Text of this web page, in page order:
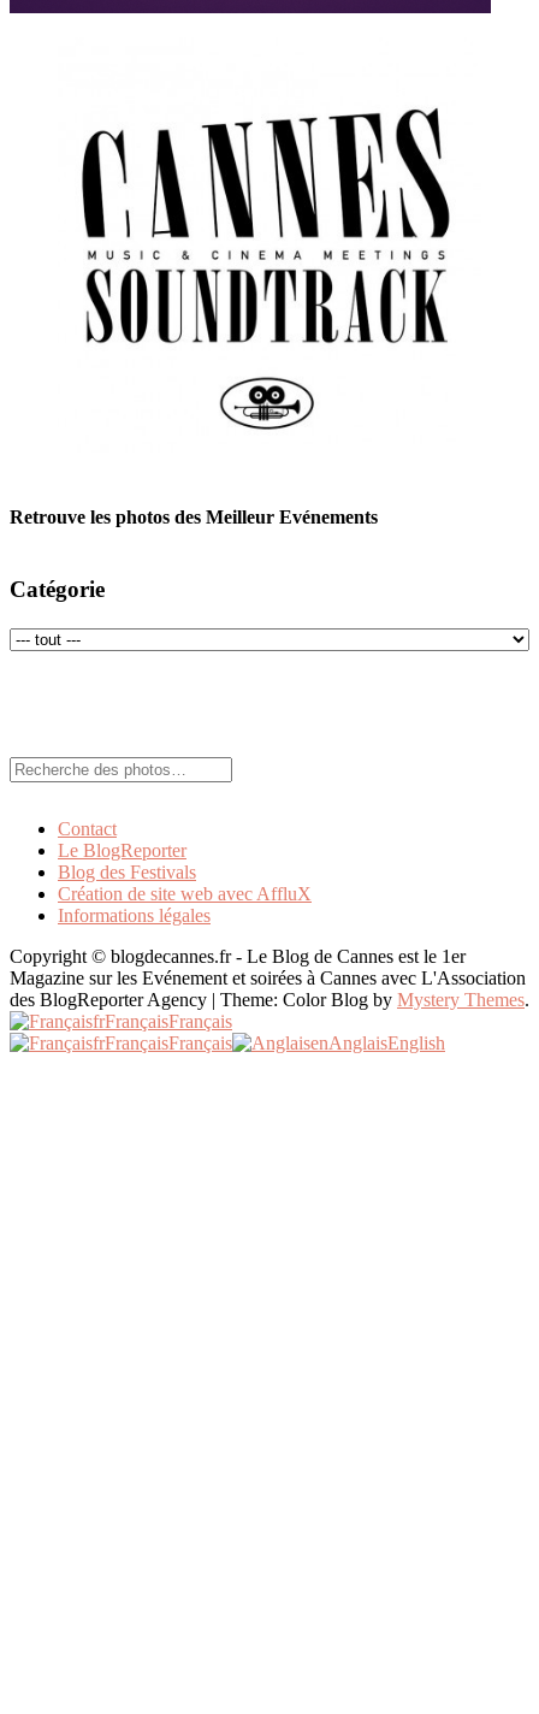
Retrouve les photos des Meilleur Evénements
Catégorie
Rechercher:
Contact
Le BlogReporter
Blog des Festivals
Création de site web avec AffluX
Informations légales
Copyright © blogdecannes.fr - Le Blog de Cannes est le 1er
Magazine sur les Evénement et soirées à Cannes avec L'Association
des BlogReporter Agency | Theme: Color Blog by Mystery Themes.
frFrançaisFrançais
frFrançaisFrançais enAnglaisEnglish